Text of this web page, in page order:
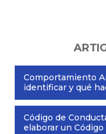
Comportamiento
identificar y qué
Código de
elaborar un Código